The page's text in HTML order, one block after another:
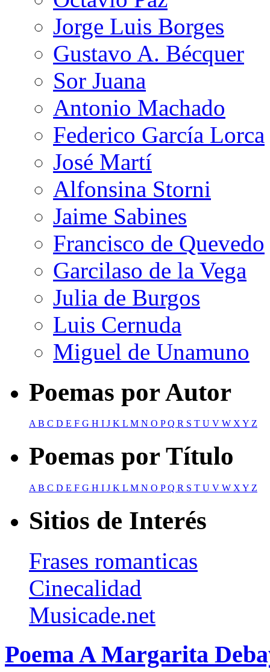
Jorge Luis Borges
Gustavo A. Bécquer
Sor Juana
Antonio Machado
Federico García Lorca
José Martí
Alfonsina Storni
Jaime Sabines
Francisco de Quevedo
Garcilaso de la Vega
Julia de Burgos
Luis Cernuda
Miguel de Unamuno
Poemas por Autor
AB C D E F G H I J K L M N O PQ R S T U V W XY Z
Poemas por Título
A B C D E F G H I J K L M N O PQ R S T U V W X Y Z
Sitios de Interés
Frases romanticas
Cinecalidad
Musicade.net
Poema A Margarita